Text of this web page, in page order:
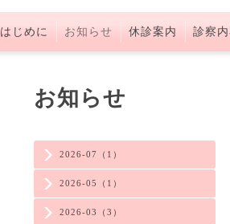
はじめに お知らせ 休診案内 診察内
2026-07（1）
2026-05（1）
2026-03（3）
お知らせ